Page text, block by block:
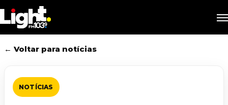
to
main
content
← Voltar para notícias
NOTÍCIAS